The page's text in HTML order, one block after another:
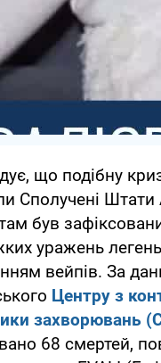
що подібну
Сполучені
був
уражень
вейпів. За
Центру з
захворювань
68 смертей,